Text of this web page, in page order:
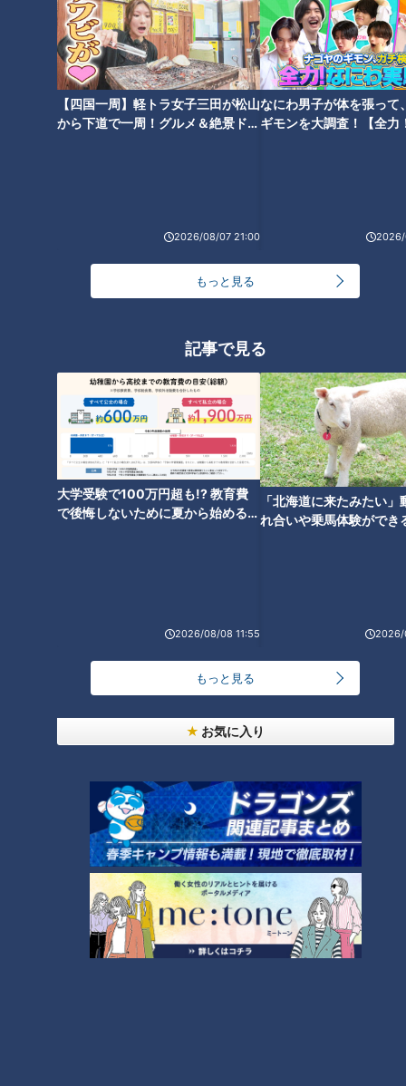
【四国一周】軽トラ女子三田が松山
から下道で一周！グルメ＆絶景ドラ
2026/08/07 21:00
なにわ男子が体を張って
ギモンを大調査！【全力
2026/
もっと見る
記事で見る
大学受験で100万円超も!? 教育費
で後悔しないために夏から始めるお
2026/08/08 11:55
「北海道に来たみたい」
れ合いや乗馬体験ができ
2026/
もっと見る
お気に入り
CBCテレビ「キユーピー３分クッキング」 2026年3月2日 放
この記事の画像を見る
【キユーピー３分クッキング】
「シーフードカレー」の作り方
【キユーピー３分クッキング】
「味しみ春雨の中華サラダ」の
作り方【キユーピー３分クッキ
「ピーマンとちくわ、じゃこの
炒めもの」の作り方【キユーピ
ー３分クッキング】
チ」の作り方【キユーピー３分
プチェ」の作り方【キユーピー
３分クッキング】
グルメ
番組紹介
キユーピー３分クッキング
レシピ紹介
CBCテレビ制作「キユーピー３分クッキング」の公式サイト。番組
で放送したレシピ、作り方を動画でもご紹介！